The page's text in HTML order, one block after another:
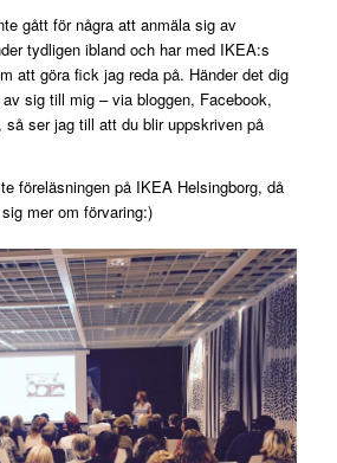
gått för några att anmäla sig av
tydligen ibland och har med IKEA:s
att göra fick jag reda på. Händer det dig
sig till mig – via bloggen, Facebook,
så ser jag till att du blir uppskriven på
föreläsningen på IKEA Helsingborg, då
mer om förvaring:)